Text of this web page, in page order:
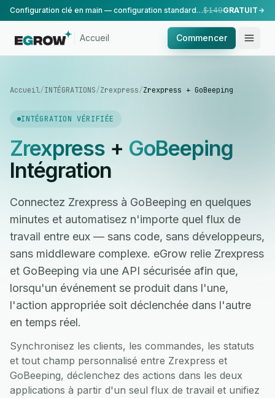
Configuration clé en main — configuration standard, réalisée par notre équipe.$149GRATUIT
Accueil Commencer
Accueil/INTÉGRATIONS/Zrexpress/Zrexpress + GoBeeping
INTÉGRATION VÉRIFIÉE
Zrexpress+ GoBeeping
Intégration
Connectez Zrexpress à GoBeeping en quelques
minutes et automatisez n'importe quel flux de
travail entre eux — sans code, sans développeurs,
sans middleware complexe. eGrow relie Zrexpress
et GoBeeping via une API sécurisée afin que,
lorsqu'un événement se produit dans l'une,
l'action appropriée soit déclenchée dans l'autre
en temps réel.
Synchronisez les clients, les commandes, les statuts
et tout champ personnalisé entre Zrexpress et
GoBeeping, déclenchez des actions dans les deux
applications à partir d'un seul flux de travail et unifiez